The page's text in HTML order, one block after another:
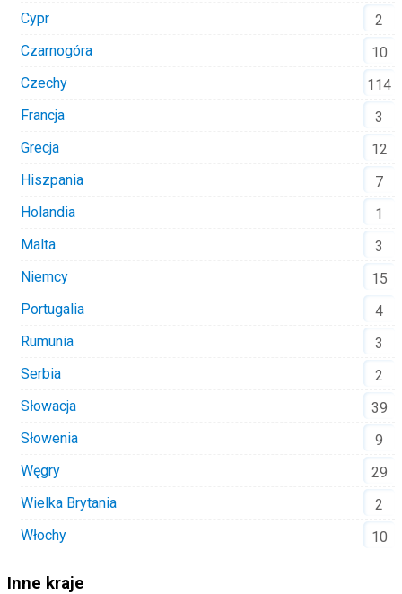
Cypr
2
Czarnogóra
10
Czechy
114
Francja
3
Grecja
12
Hiszpania
7
Holandia
1
Malta
3
Niemcy
15
Portugalia
4
Rumunia
3
Serbia
2
Słowacja
39
Słowenia
9
Węgry
29
Wielka Brytania
2
Włochy
10
Inne kraje